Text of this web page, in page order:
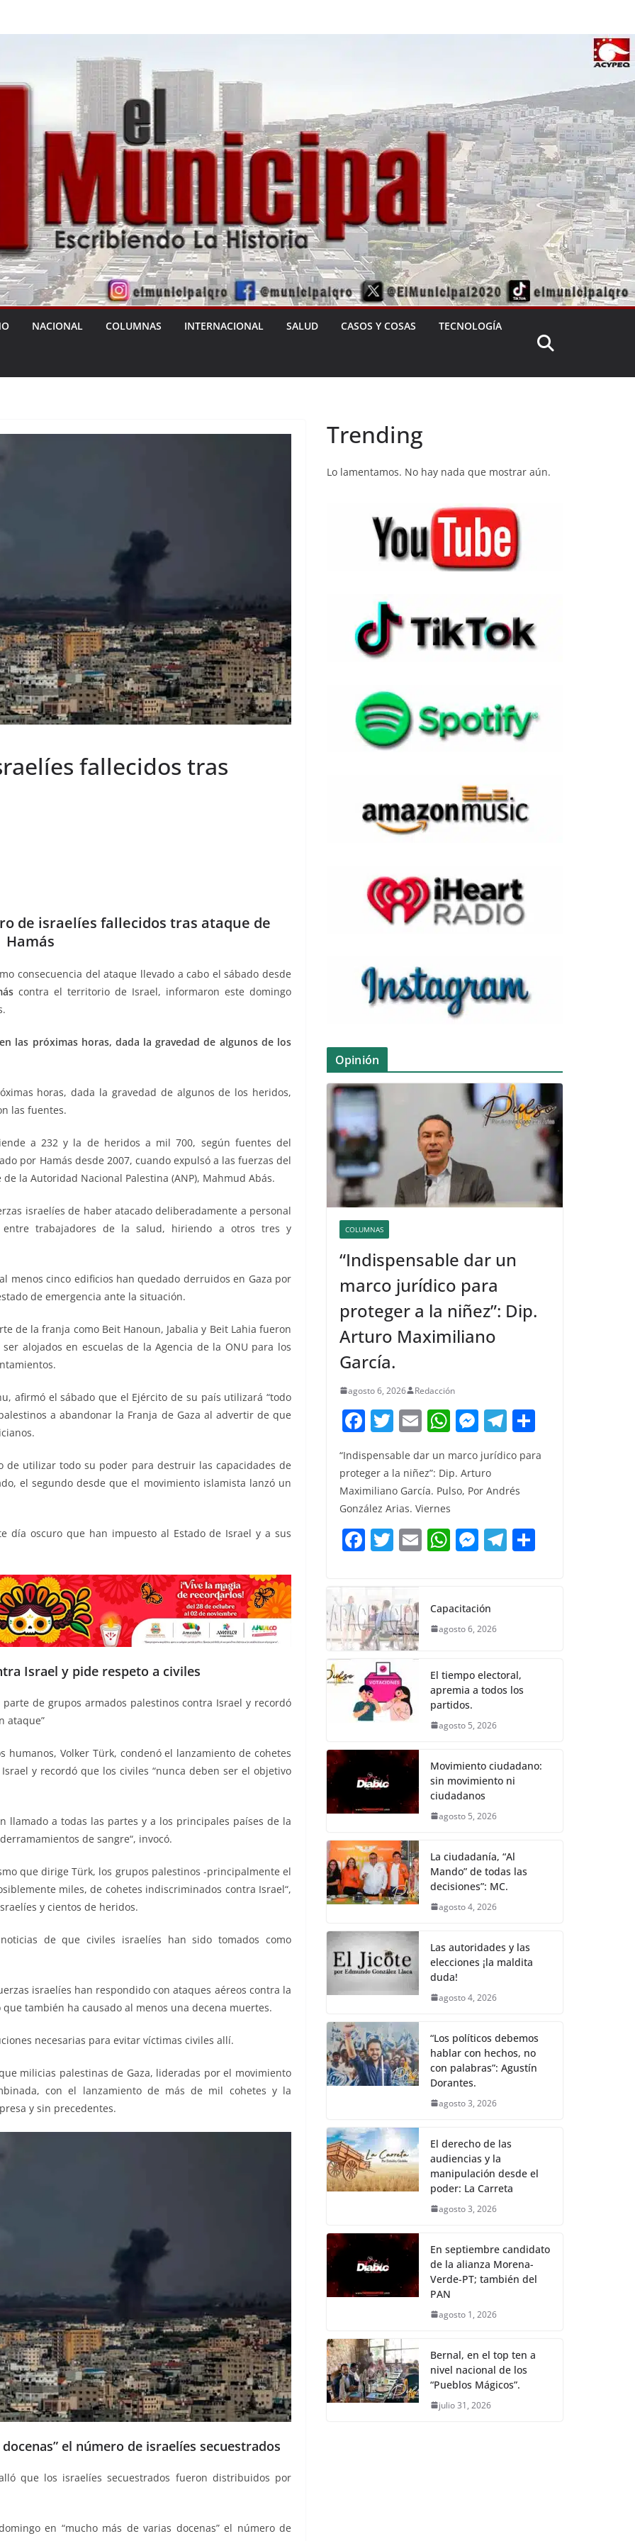
NACIONAL COLUMNAS INTERNACIONAL SALUD CASOS Y COSAS TECNOLOGÍA
fallecidos tras
de israelíes fallecidos tras ataque de
Hamás
consecuencia del ataque llevado a cabo el sábado desde
contra el territorio de Israel, informaron este domingo
las próximas horas, dada la gravedad de algunos de los
horas, dada la gravedad de algunos de los heridos,
las fuentes.
a 232 y la de heridos a mil 700, según fuentes del
por Hamás desde 2007, cuando expulsó a las fuerzas del
la Autoridad Nacional Palestina (ANP), Mahmud Abás.
israelíes de haber atacado deliberadamente a personal
entre trabajadores de la salud, hiriendo a otros tres y
menos cinco edificios han quedado derruidos en Gaza por
de emergencia ante la situación.
de la franja como Beit Hanoun, Jabalia y Beit Lahia fueron
alojados en escuelas de la Agencia de la ONU para los
afirmó el sábado que el Ejército de su país utilizará “todo
a abandonar la Franja de Gaza al advertir de que
de utilizar todo su poder para destruir las capacidades de
el segundo desde que el movimiento islamista lanzó un
día oscuro que han impuesto al Estado de Israel y a sus
Israel y pide respeto a civiles
de grupos armados palestinos contra Israel y recordó
ataque”
humanos, Volker Türk, condenó el lanzamiento de cohetes
y recordó que los civiles “nunca deben ser el objetivo
llamado a todas las partes y a los principales países de la
de sangre“, invocó.
que dirige Türk, los grupos palestinos -principalmente el
miles, de cohetes indiscriminados contra Israel“,
y cientos de heridos.
de que civiles israelíes han sido tomados como
israelíes han respondido con ataques aéreos contra la
también ha causado al menos una decena muertes.
necesarias para evitar víctimas civiles allí.
milicias palestinas de Gaza, lideradas por el movimiento
con el lanzamiento de más de mil cohetes y la
y sin precedentes.
el número de israelíes secuestrados
que los israelíes secuestrados fueron distribuidos por
en “mucho más de varias docenas” el número de
Trending
Lo lamentamos. No hay nada que mostrar aún.
Opinión
COLUMNAS
“Indispensable dar un
marco jurídico para
proteger a la niñez”: Dip.
Arturo Maximiliano
García.
agosto 6, 2026 Redacción
F
c
e
b
o
o
k
T
w
itt
er
E
ai
l
W
at
s
p
p
M
e
ss
e
g
er
T
e
gr
m
m
“Indispensable dar un marco jurídico para
proteger a la niñez”: Dip. Arturo
Maximiliano García. Pulso, Por Andrés
González Arias. Viernes
F
c
e
b
o
o
k
T
itt
er
E W
s
A
p
M
e
n
er
T
Capacitación
agosto 6, 2026
El tiempo electoral,
apremia a todos los
partidos.
agosto 5, 2026
Movimiento ciudadano:
sin movimiento ni
ciudadanos
agosto 5, 2026
La ciudadanía, “Al
Mando” de todas las
decisiones”: MC.
agosto 4, 2026
Las autoridades y las
elecciones ¡la maldita
duda!
agosto 4, 2026
“Los políticos debemos
hablar con hechos, no
con palabras”: Agustín
Dorantes.
agosto 3, 2026
El derecho de las
audiencias y la
manipulación desde el
poder: La Carreta
agosto 3, 2026
En septiembre candidato
de la alianza Morena-
Verde-PT; también del
PAN
agosto 1, 2026
Bernal, en el top ten a
nivel nacional de los
“Pueblos Mágicos”.
julio 31, 2026